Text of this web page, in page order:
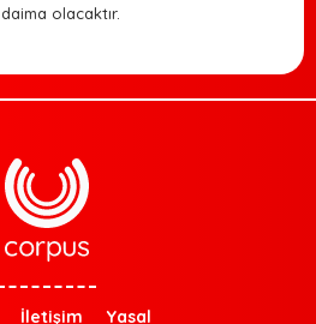
olacaktır.
İletişim Yasal